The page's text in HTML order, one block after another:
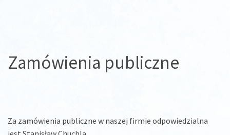
Zamówienia publiczne
Za zamówienia publiczne w naszej firmie odpowiedzialna